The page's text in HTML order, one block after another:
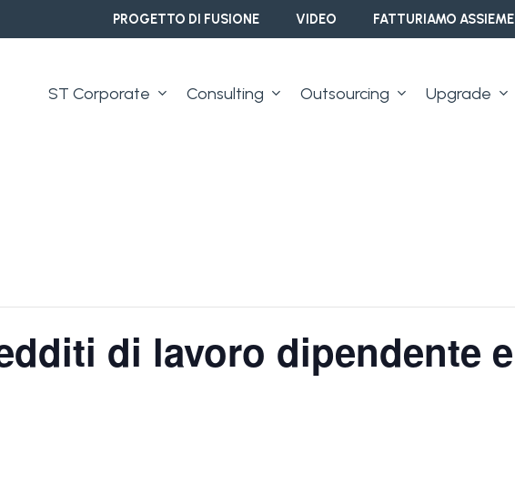
PROGETTO DI FUSIONE VIDEO FATTURIAMO ASSIEME
ST Corporate Consulting Outsourcing Upgrade
di lavoro dipendente e